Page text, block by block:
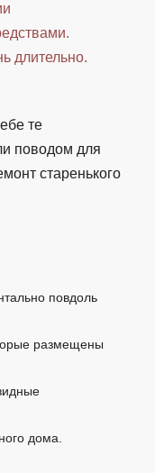
длительно.
те
поводом для
старенького
повдоль
размещены
дома.